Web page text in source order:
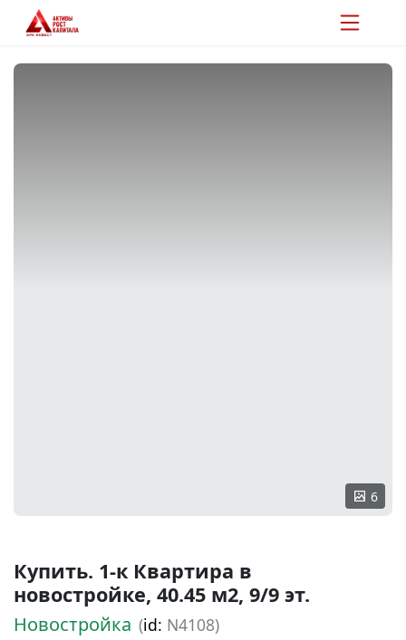
6
Купить. 1-к Квартира в
новостройке, 40.45 м2, 9/9 эт.
Новостройка (id: N4108)